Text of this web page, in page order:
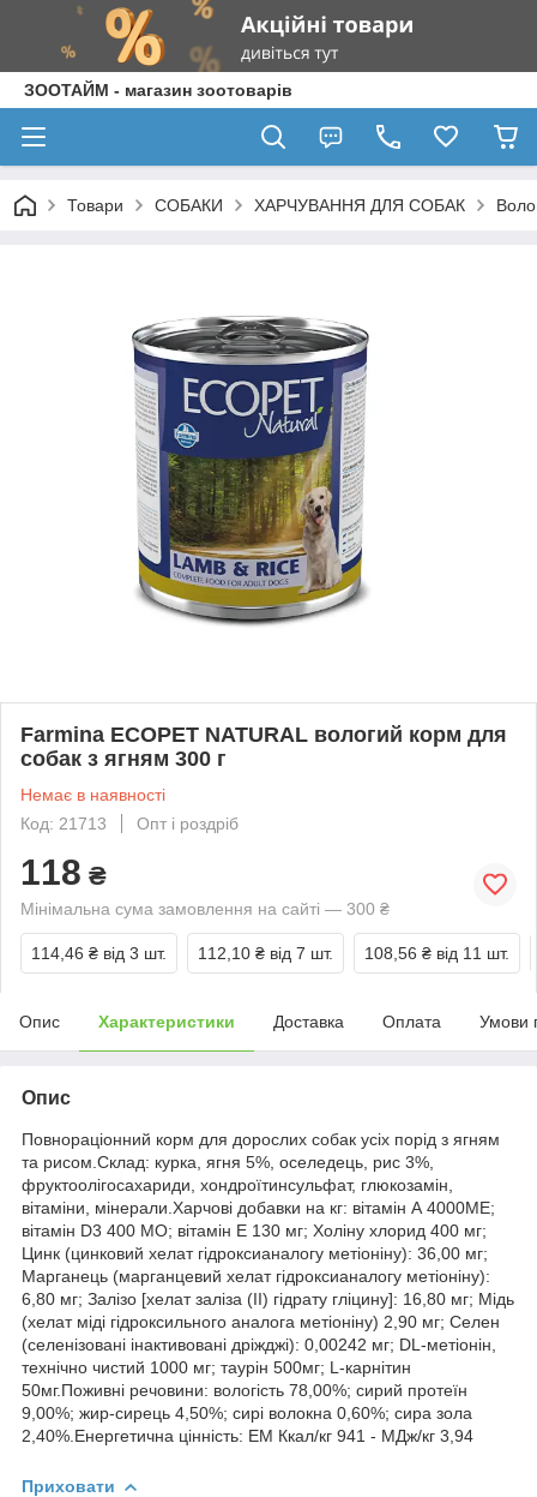
ЗООТАЙМ - магазин зоотоварів
Товари СОБАКИ ХАРЧУВАННЯ ДЛЯ СОБАК
Farmina ECOPET NATURAL вологий корм для
собак з ягням 300 г
Немає в наявності
Код: 21713
Опт і роздріб
118 ₴
Мінімальна сума замовлення на сайті — 300 ₴
114,46 ₴ від 3 шт. 112,10 ₴ від 7 шт. 108,56 ₴ від 11 шт.
Опис Характеристики Доставка Оплата Умови
Опис
Повнораціонний корм для дорослих собак усіх порід з ягням
та рисом.Склад: курка, ягня 5%, оселедець, рис 3%,
фруктоолігосахариди, хондроїтинсульфат, глюкозамін,
вітаміни, мінерали.Харчові добавки на кг: вітамін А 4000МЕ;
вітамін D3 400 МО; вітамін Е 130 мг; Холіну хлорид 400 мг;
Цинк (цинковий хелат гідроксианалогу метіоніну): 36,00 мг;
Марганець (марганцевий хелат гідроксианалогу метіоніну):
6,80 мг; Залізо [хелат заліза (II) гідрату гліцину]: 16,80 мг; Мідь
(хелат міді гідроксильного аналога метіоніну) 2,90 мг; Селен
(селенізовані інактивовані дріжджі): 0,00242 мг; DL-метіонін,
технічно чистий 1000 мг; таурін 500мг; L-карнітин
50мг.Поживні речовини: вологість 78,00%; сирий протеїн
9,00%; жир-сирець 4,50%; сирі волокна 0,60%; сира зола
2,40%.Енергетична цінність: EM Ккал/кг 941 - МДж/кг 3,94
Приховати